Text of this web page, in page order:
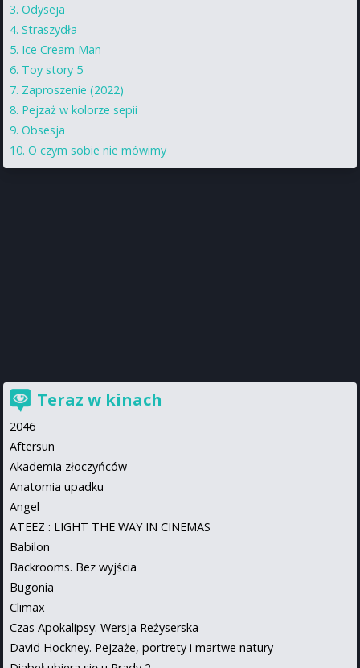
Odyseja
Straszydła
Ice Cream Man
Toy story 5
Zaproszenie (2022)
Pejzaż w kolorze sepii
Obsesja
O czym sobie nie mówimy
Teraz w kinach
2046
Aftersun
Akademia złoczyńców
Anatomia upadku
Angel
ATEEZ : LIGHT THE WAY IN CINEMAS
Babilon
Backrooms. Bez wyjścia
Bugonia
Climax
Czas Apokalipsy: Wersja Reżyserska
David Hockney. Pejzaże, portrety i martwe natury